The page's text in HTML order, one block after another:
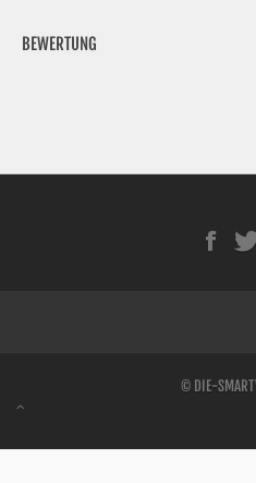
BEWERTUNG
Impressum
© DIE-